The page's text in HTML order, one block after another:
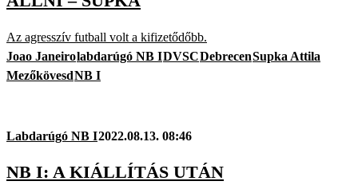
Az agresszív futball volt a kifizetődőbb.
Joao Janeirolabdarúgó NB IDVSCDebrecenSupka Attila
MezőkövesdNB I
Labdarúgó NB I2022.08.13. 08:46
NB I: A KIÁLLÍTÁS UTÁN